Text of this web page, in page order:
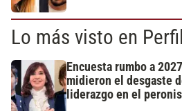
Lo más visto en Perfil
Encuesta rumbo a
midieron el desgaste
liderazgo en el